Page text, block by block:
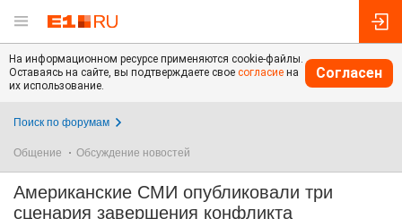
На информационном ресурсе применяются cookie-файлы.
Оставаясь на сайте, вы подтверждаете свое согласие на
их использование.
Согласен
Поиск по форумам
Общение Обсуждение новостей
Американские СМИ опубликовали три
сценария завершения конфликта